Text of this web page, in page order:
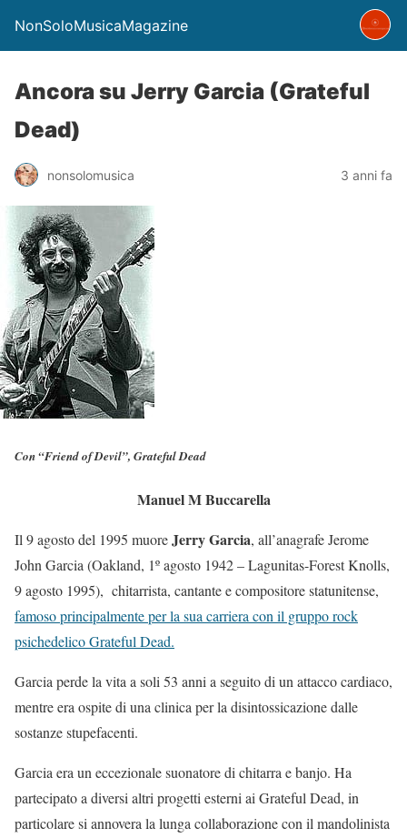
NonSoloMusicaMagazine
Ancora su Jerry Garcia (Grateful
Dead)
nonsolomusica 3 anni fa
Con “Friend of Devil”, Grateful Dead
Manuel M Buccarella
Il 9 agosto del 1995 muoreJerry Garcia, all’anagrafe Jerome
John Garcia (Oakland, 1º agosto 1942 – Lagunitas-Forest Knolls,
9 agosto 1995), chitarrista, cantante e compositore statunitense,
famoso principalmente per la sua carriera con il gruppo rock
psichedelico Grateful Dead.
Garcia perde la vita a soli 53 anni a seguito di un attacco cardiaco,
mentre era ospite di una clinica per la disintossicazione dalle
sostanze stupefacenti.
Garcia era un eccezionale suonatore di chitarra e banjo. Ha
partecipato a diversi altri progetti esterni ai Grateful Dead, in
particolare si annovera la lunga collaborazione con il mandolinista